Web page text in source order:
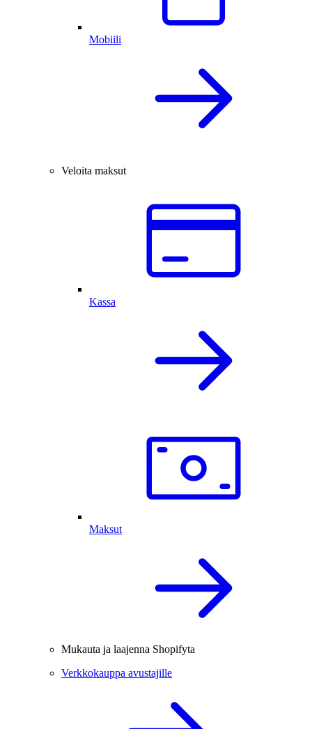
Mobiili
Veloita maksut
Kassa
Maksut
Mukauta ja laajenna Shopifyta
Verkkokauppa avustajille